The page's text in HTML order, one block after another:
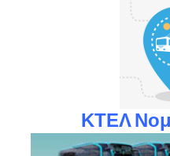
ΚΤΕΛ